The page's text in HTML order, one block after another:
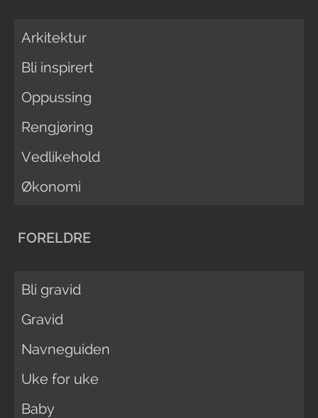
Arkitektur
Bli inspirert
Oppussing
Rengjøring
Vedlikehold
Økonomi
FORELDRE
Bli gravid
Gravid
Navneguiden
Uke for uke
Baby